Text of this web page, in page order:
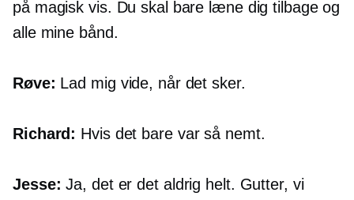
på magisk vis. Du skal bare læne dig tilbage og
alle mine bånd.
Røve: Lad mig vide, når det sker.
Richard: Hvis det bare var så nemt.
Jesse: Ja, det er det aldrig helt. Gutter, vi